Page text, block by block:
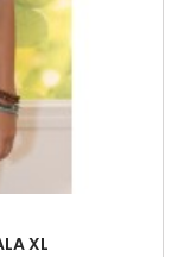
XL